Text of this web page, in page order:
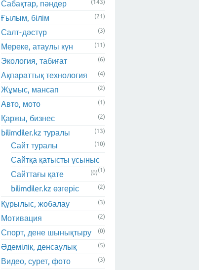
Сабақтар, пәндер
(143)
Ғылым, білім (21)
Салт-дәстүр (3)
Мереке, атаулы күн (11)
Экология, табиғат (6)
Ақпараттық технология (4)
Жұмыс, мансап (2)
Авто, мото (1)
Қаржы, бизнес (2)
bilimdiler.kz туралы (13)
Сайт туралы (10)
Сайтқа қатысты ұсыныс
(1)
Сайттағы қате (0)
bilimdiler.kz өзгеріс (2)
Құрылыс, жобалау (3)
Мотивация (2)
Спорт, дене шынықтыру (0)
Әдемілік, денсаулық (5)
Видео, сурет, фото (3)